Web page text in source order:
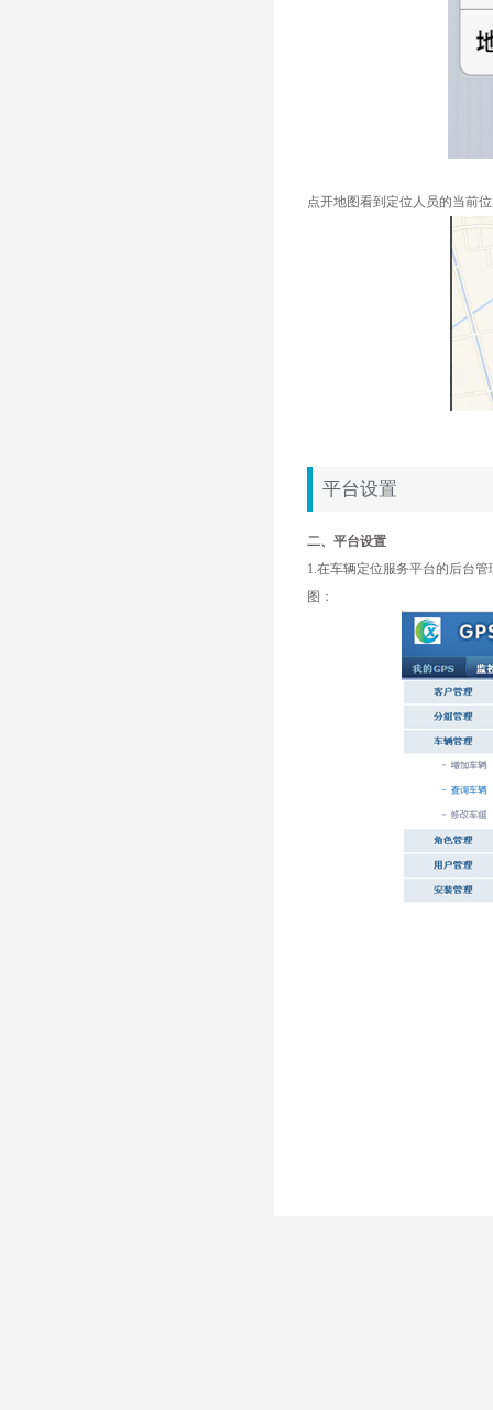
点开地图看到定位人员的当前
平台设置
二、平台设置
1.在车辆定位服务平台的后台
图：